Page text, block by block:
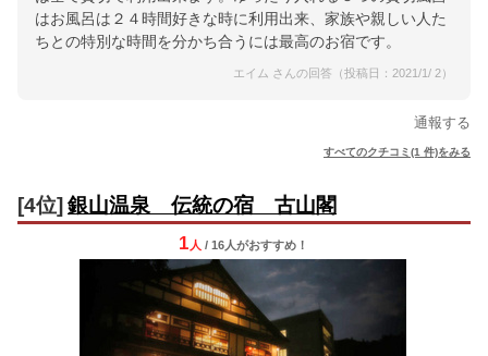
はお風呂は２４時間好きな時に利用出来、家族や親しい人た
ちとの特別な時間を分かち合うには最高のお宿です。
エイム さんの回答（投稿日：2021/1/ 2）
通報する
すべてのクチコミ(1 件)をみる
[4位] 銀山温泉 伝統の宿 古山閣
1 人 / 16人がおすすめ！